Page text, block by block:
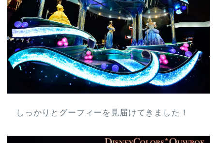
しっかりとグーフィーを見届けてきました！